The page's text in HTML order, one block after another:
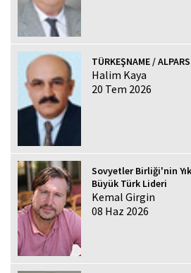
TÜRKEŞNAME /
Halim Kaya
20 Tem 2026
Sovyetler Birliği'nin
Büyük Türk Lideri
Kemal Girgin
08 Haz 2026